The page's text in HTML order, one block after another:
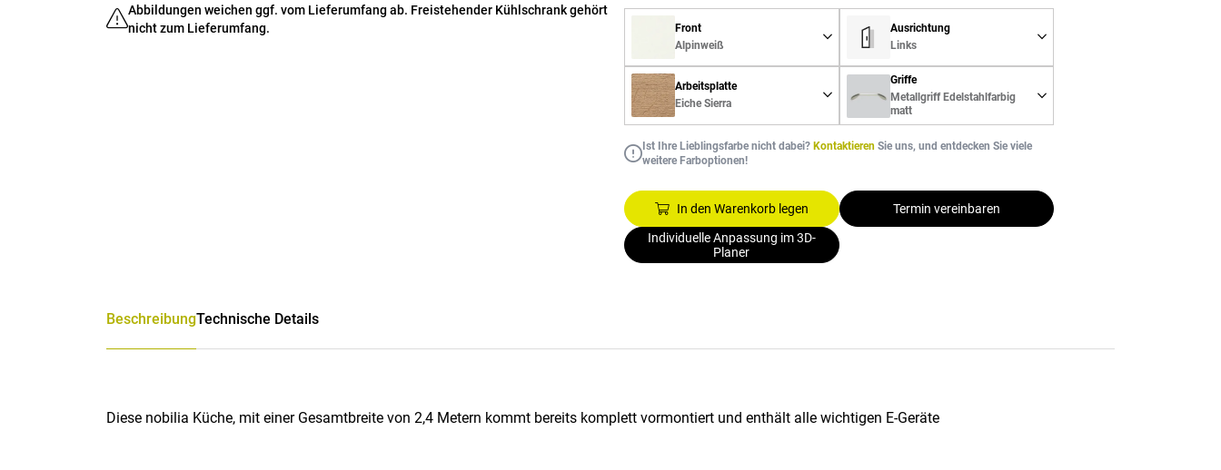
Abbildungen weichen ggf. vom Lieferumfang ab. Freistehender Kühlschrank gehört
nicht zum Lieferumfang.
Front
Alpinweiß
Ausrichtung
Links
Arbeitsplatte
Eiche Sierra
Griffe
Metallgriff Edelstahlfarbig
matt
Ist Ihre Lieblingsfarbe nicht dabei? Kontaktieren Sie uns, und entdecken Sie viele
weitere Farboptionen!
In den Warenkorb legen
Termin vereinbaren
Individuelle Anpassung im 3D-
Planer
BeschreibungTechnische Details
Diese nobilia Küche, mit einer Gesamtbreite von 2,4 Metern kommt bereits komplett vormontiert und enthält alle wichtigen E-Geräte